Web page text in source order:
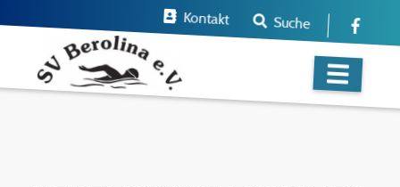
Kontakt Suche